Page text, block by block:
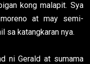
kong malapit. Sya
at may semi-
sa katangkaran nya.
ni Gerald at sumama